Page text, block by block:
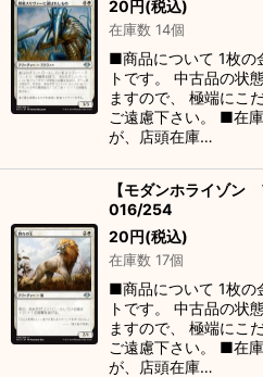
20円(税込)
在庫数 14個
■商品について 1枚の
トです。 中古品の状
ますので、 極端にこ
ご遠慮下さい。 ■在
が、店頭在庫…
【モダンホライゾ
016/254
20円(税込)
在庫数 17個
■商品について 1枚の
トです。 中古品の状
ますので、 極端にこ
ご遠慮下さい。 ■在
が、店頭在庫…